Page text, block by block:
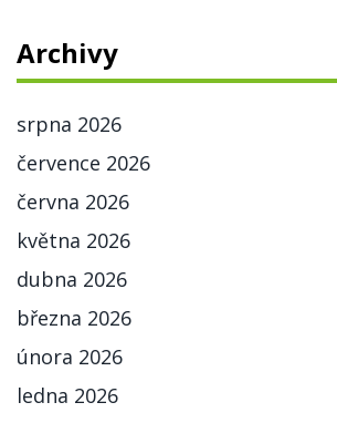
Archivy
srpna 2026
července 2026
června 2026
května 2026
dubna 2026
března 2026
února 2026
ledna 2026